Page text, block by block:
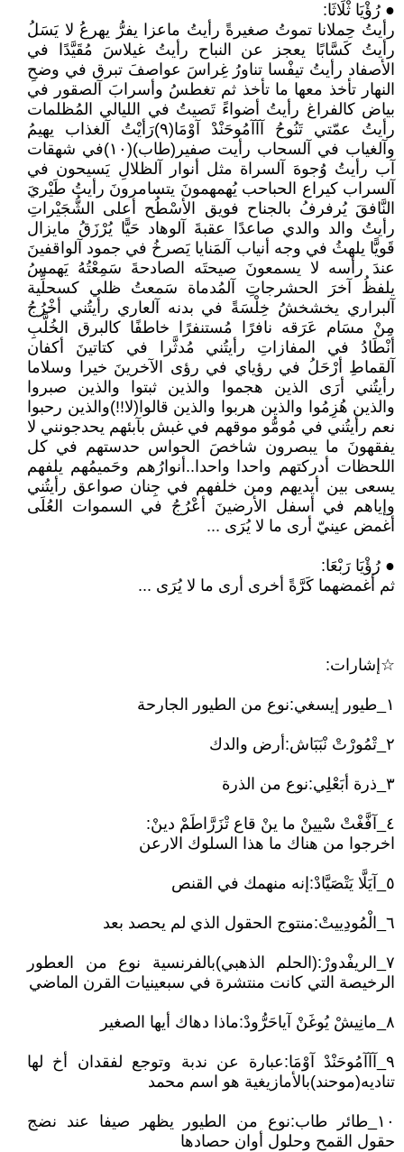
● رُؤْيَا ثْلَاثَا:
رأيتُ حِملانا تموتُ صغيرةً رأيتُ ماعزا يفرُّ يهرعُ لا يَسَلُ
رأيتُ كَسَّابًا يعجز عن النباح رأيتُ غيلاسَ مُقَيَّدًا في
الأصفاد رأيتُ تيفْسا تناورُ غِراسَ عواصفَ تبرق في وضحِ
النهار تأخذ معها ما تأخذ ثم تغطسُ وأسرابَ آلصقور في
بياض كالفراغ رأيتُ أضواءً تَصيتُ في الليالي المُظلمات
رأيتُ عمّتي تَنُوحُ آآآمُوحَنْدْ آوْمَا(٩)رَأيْتُ آلغذاب يهيمُ
وآلغياب في آلسحاب رأيت صفير(طاب)(١٠)في شهقات
آب رأيتُ وُجوهَ آلسراة مثل أنوار آلظلالِ يَسيحون في
آلسراب كيراع الحباحب يُهمهمونَ يتسامرونَ رأيتُ طَيْريَ
النَّافقَ يُرفرفُ بالجناح فويق الأسْطُح أعلى الشُّجَيْراتِ
رأيتُ والد والدي صاعدًا عقبةَ آلوهاد حَيًّا يُرْزَقُ مايزال
قَويًّا يلهثُ في وجه أنياب آلمَنايا يَصرخُ في جمود آلواقفينَ
عندَ رأسه لا يسمعونَ صيحتَه الصادحةَ سَمِعْتُهُ يَهمسُ
يلفظُ آخرَ الحشرجاتِ آلمُدماة سَمعتُ ظلي كسحلِّية
آلبراري يخشخشُ خِلْسَةً في بدنه آلعاري رأيتُني أخْرُجُ
مِنْ مسَام عَرَقه نافرًا مُستنفرًا خاطفًا كالبرق الخُلَّبِ
أنْطَادُ في المفازاتِ رأيتُني مُدثَّرا في كتاتينَ أكفان
آلقماطِ أرْحَلُ في رؤياي في رؤى الآخرينَ خيرا وسلاما
رأيتُني أرَى الذين هجموا والذين ثبتوا والذين صبروا
والذين هُزِمُوا والذين هربوا والذين قالوا(لا!!)والذين رحبوا
نعم رأيتُني في مُومُّو موقهم في غبش بآبئهم يحدجونني لا
يفقهونَ ما يبصرون شاخصَ الحواس حدستهم في كل
اللحظات أدركتهم واحدا واحدا..أنوارُهم وحَميمُهم يلفهم
يسعى بين أيديهم ومن خلفهم في جِنان صواعق رأيتُني
وإياهم في أسفل الأرضينَ أعْرُجُ في السموات العُلَى
أغمض عينيّ أرى ما لا يُرَى ...
● رُؤْيَا رَبْعَا:
ثم أغمضهما كَرَّةً أخرى أرى ما لا يُرَى ...
☆إشارات:
١_طيور إيسغي:نوع من الطيور الجارحة
٢_تْمُورْتْ نْبَبَاش:أرض والدك
٣_ذرة أبَعْلِي:نوع من الذرة
٤_آفَّغْتْ سْيينْ ما ينْ قاع تْزَرَّاطَمْ دينْ:
اخرجوا من هناك ما هذا السلوك الارعن
٥_آيَلَّا يَتْصَيَّادْ:إنه منهمك في القنص
٦_الْمُودِييتْ:منتوج الحقول الذي لم يحصد بعد
٧_الريفْدورْ:(الحلم الذهبي)بالفرنسية نوع من العطور
الرخيصة التي كانت منتشرة في سبعينيات القرن الماضي
٨_مانِيشْ يُوغَنْ آياحَرُّودْ:ماذا دهاك أيها الصغير
٩_آآآمُوحَنْدْ آوْمَا:عبارة عن ندبة وتوجع لفقدان أخ لها
تناديه(موحند)بالأمازيغية هو اسم محمد
١٠_طائر طاب:نوع من الطيور يظهر صيفا عند نضج
حقول القمح وحلول أوان حصادها